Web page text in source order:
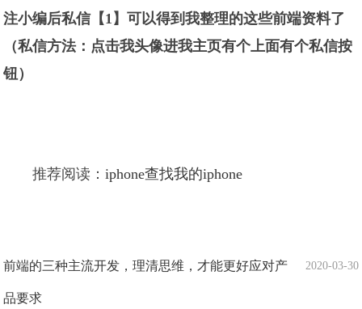
注小编后私信【1】可以得到我整理的这些前端资料了
（私信方法：点击我头像进我主页有个上面有个私信按
钮）
推荐阅读：iphone查找我的iphone
2020-03-30
前端的三种主流开发，理清思维，才能更好应对产
品要求